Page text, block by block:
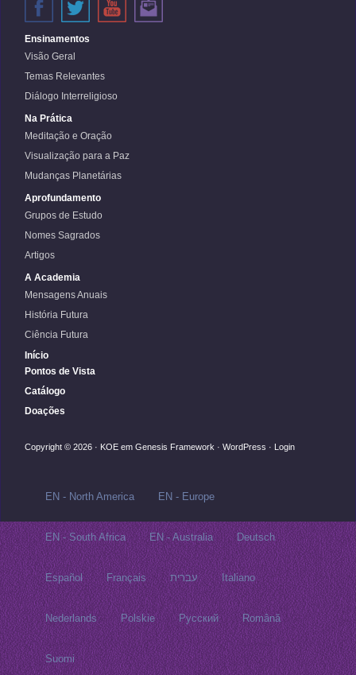
Ensinamentos
Visão Geral
Temas Relevantes
Diálogo Interreligioso
Na Prática
Meditação e Oração
Visualização para a Paz
Mudanças Planetárias
Aprofundamento
Grupos de Estudo
Nomes Sagrados
Artigos
A Academia
Mensagens Anuais
História Futura
Ciência Futura
Início
Pontos de Vista
Catálogo
Doações
Copyright © 2026 · KOE em Genesis Framework · WordPress · Login
EN - North America EN - Europe
EN - South Africa EN - Australia Deutsch
Español Français עברית Italiano
Nederlands Polskie Русский‬ Română
Suomi